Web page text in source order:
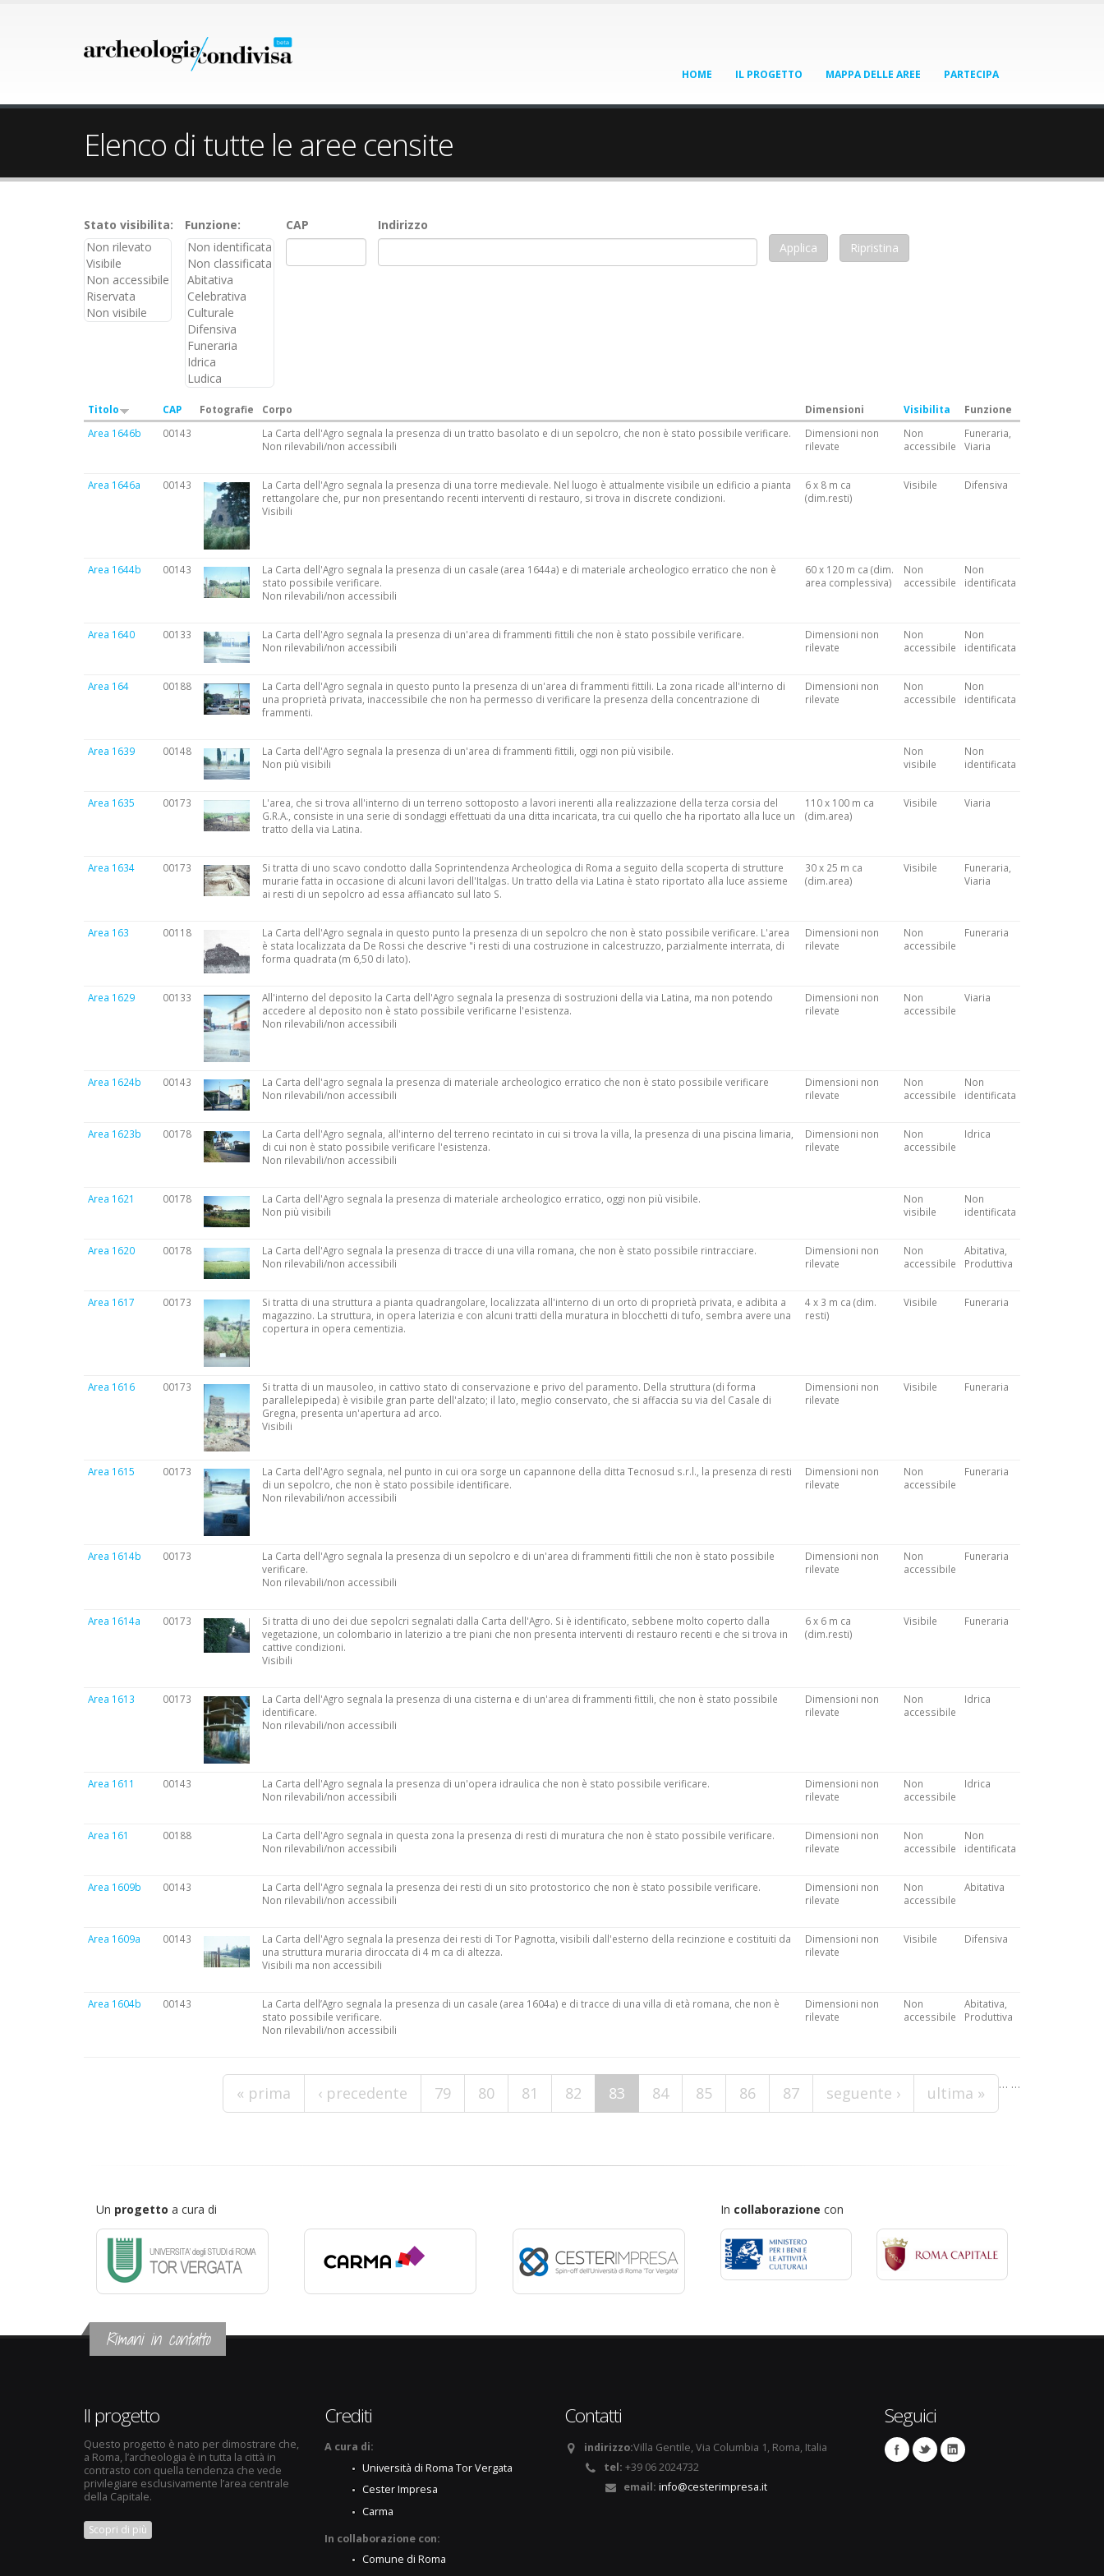
HOME IL PROGETTO MAPPA DELLE AREE PARTECIPA
Elenco di tutte le aree censite
Stato visibilita: Funzione: CAP Indirizzo
Titolo CAP Fotografie Corpo Dimensioni Visibilita
Funzione
Area 1646b
00143
La Carta dell'Agro segnala la presenza di un tratto basolato e di un sepolcro, che non è stato possibile verificare.
Non rilevabili/non accessibili
Dimensioni non
rilevate
Non
accessibile
Funeraria,
Viaria
Area 1646a 00143
La Carta dell'Agro segnala la presenza di una torre medievale. Nel luogo è attualmente visibile un edificio a pianta
rettangolare che, pur non presentando recenti interventi di restauro, si trova in discrete condizioni.
Visibili
6 x 8 m ca
(dim.resti)
Visibile Difensiva
Area 1644b 00143
La Carta dell'Agro segnala la presenza di un casale (area 1644a) e di materiale archeologico erratico che non è
stato possibile verificare.
Non rilevabili/non accessibili
60 x 120 m ca (dim.
area complessiva)
Non
accessibile
Non
identificata
Area 1640 00133
La Carta dell'Agro segnala la presenza di un'area di frammenti fittili che non è stato possibile verificare.
Non rilevabili/non accessibili
Dimensioni non
rilevate
Non
accessibile
Non
identificata
Area 164 00188
La Carta dell'Agro segnala in questo punto la presenza di un'area di frammenti fittili. La zona ricade all'interno di
una proprietà privata, inaccessibile che non ha permesso di verificare la presenza della concentrazione di
frammenti.
Dimensioni non
rilevate
Non
accessibile
Non
identificata
Area 1639 00148
La Carta dell'Agro segnala la presenza di un'area di frammenti fittili, oggi non più visibile.
Non più visibili
Non
visibile
Non
identificata
Area 1635 00173
L'area, che si trova all'interno di un terreno sottoposto a lavori inerenti alla realizzazione della terza corsia del
G.R.A., consiste in una serie di sondaggi effettuati da una ditta incaricata, tra cui quello che ha riportato alla luce un
tratto della via Latina.
110 x 100 m ca
(dim.area)
Visibile Viaria
Area 1634 00173
Si tratta di uno scavo condotto dalla Soprintendenza Archeologica di Roma a seguito della scoperta di strutture
murarie fatta in occasione di alcuni lavori dell'Italgas. Un tratto della via Latina è stato riportato alla luce assieme
ai resti di un sepolcro ad essa affiancato sul lato S.
30 x 25 m ca
(dim.area)
Visibile
Funeraria,
Viaria
Area 163 00118
La Carta dell'Agro segnala in questo punto la presenza di un sepolcro che non è stato possibile verificare. L'area
è stata localizzata da De Rossi che descrive "i resti di una costruzione in calcestruzzo, parzialmente interrata, di
forma quadrata (m 6,50 di lato).
Dimensioni non
rilevate
Non
accessibile
Funeraria
Area 1629 00133
All'interno del deposito la Carta dell'Agro segnala la presenza di sostruzioni della via Latina, ma non potendo
accedere al deposito non è stato possibile verificarne l'esistenza.
Non rilevabili/non accessibili
Dimensioni non
rilevate
Non
accessibile
Viaria
Area 1624b 00143
La Carta dell'agro segnala la presenza di materiale archeologico erratico che non è stato possibile verificare
Non rilevabili/non accessibili
Dimensioni non
rilevate
Non
accessibile
Non
identificata
Area 1623b 00178
La Carta dell'Agro segnala, all'interno del terreno recintato in cui si trova la villa, la presenza di una piscina limaria,
di cui non è stato possibile verificare l'esistenza.
Non rilevabili/non accessibili
Dimensioni non
rilevate
Non
accessibile
Idrica
Area 1621 00178
La Carta dell'Agro segnala la presenza di materiale archeologico erratico, oggi non più visibile.
Non più visibili
Non
visibile
Non
identificata
Area 1620 00178
La Carta dell'Agro segnala la presenza di tracce di una villa romana, che non è stato possibile rintracciare.
Non rilevabili/non accessibili
Dimensioni non
rilevate
Non
accessibile
Abitativa,
Produttiva
Area 1617 00173
Si tratta di una struttura a pianta quadrangolare, localizzata all'interno di un orto di proprietà privata, e adibita a
magazzino. La struttura, in opera laterizia e con alcuni tratti della muratura in blocchetti di tufo, sembra avere una
copertura in opera cementizia.
4 x 3 m ca (dim.
resti)
Visibile Funeraria
Area 1616 00173
Si tratta di un mausoleo, in cattivo stato di conservazione e privo del paramento. Della struttura (di forma
parallelepipeda) è visibile gran parte dell'alzato; il lato, meglio conservato, che si affaccia su via del Casale di
Gregna, presenta un'apertura ad arco.
Visibili
Dimensioni non
rilevate
Visibile Funeraria
Area 1615 00173
La Carta dell'Agro segnala, nel punto in cui ora sorge un capannone della ditta Tecnosud s.r.l., la presenza di resti
di un sepolcro, che non è stato possibile identificare.
Non rilevabili/non accessibili
Dimensioni non
rilevate
Non
accessibile
Funeraria
Area 1614b 00173
La Carta dell'Agro segnala la presenza di un sepolcro e di un'area di frammenti fittili che non è stato possibile
verificare.
Non rilevabili/non accessibili
Dimensioni non
rilevate
Non
accessibile
Funeraria
Area 1614a 00173
Si tratta di uno dei due sepolcri segnalati dalla Carta dell'Agro. Si è identificato, sebbene molto coperto dalla
vegetazione, un colombario in laterizio a tre piani che non presenta interventi di restauro recenti e che si trova in
cattive condizioni.
Visibili
6 x 6 m ca
(dim.resti)
Visibile Funeraria
Area 1613 00173
La Carta dell'Agro segnala la presenza di una cisterna e di un'area di frammenti fittili, che non è stato possibile
identificare.
Non rilevabili/non accessibili
Dimensioni non
rilevate
Non
accessibile
Idrica
Area 1611 00143
La Carta dell'Agro segnala la presenza di un'opera idraulica che non è stato possibile verificare.
Non rilevabili/non accessibili
Dimensioni non
rilevate
Non
accessibile
Idrica
Area 161 00188
La Carta dell'Agro segnala in questa zona la presenza di resti di muratura che non è stato possibile verificare.
Non rilevabili/non accessibili
Dimensioni non
rilevate
Non
accessibile
Non
identificata
Area 1609b 00143
La Carta dell'Agro segnala la presenza dei resti di un sito protostorico che non è stato possibile verificare.
Non rilevabili/non accessibili
Dimensioni non
rilevate
Non
accessibile
Abitativa
Area 1609a 00143
La Carta dell'Agro segnala la presenza dei resti di Tor Pagnotta, visibili dall'esterno della recinzione e costituiti da
una struttura muraria diroccata di 4 m ca di altezza.
Visibili ma non accessibili
Dimensioni non
rilevate
Visibile Difensiva
Area 1604b 00143
La Carta dell’Agro segnala la presenza di un casale (area 1604a) e di tracce di una villa di età romana, che non è
stato possibile verificare.
Non rilevabili/non accessibili
Dimensioni non
rilevate
Non
accessibile
Abitativa,
Produttiva
« prima ‹ precedente …
79 80 81 82 83 84 85 86 87 …
seguente › ultima »
Un progetto a cura di In collaborazione con
Rimani in contatto
Il progetto
Questo progetto è nato per dimostrare che,
a Roma, l’archeologia è in tutta la città in
contrasto con quella tendenza che vede
privilegiare esclusivamente l’area centrale
della Capitale.
Scopri di più
Crediti
A cura di:
Università di Roma Tor Vergata
Cester Impresa
Carma
In collaborazione con:
Comune di Roma
Contatti
indirizzo:Villa Gentile, Via Columbia 1, Roma, Italia
tel: +39 06 2024732
email: info@cesterimpresa.it
Seguici